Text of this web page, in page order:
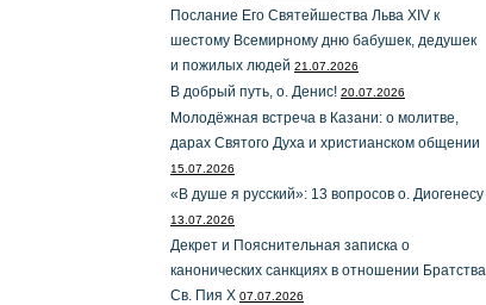
Послание Его Святейшества Льва XIV к
шестому Всемирному дню бабушек, дедушек
и пожилых людей 21.07.2026
В добрый путь, о. Денис! 20.07.2026
Молодёжная встреча в Казани: о молитве,
дарах Святого Духа и христианском общении
15.07.2026
«В душе я русский»: 13 вопросов о. Диогенесу
13.07.2026
Декрет и Пояснительная записка о
канонических санкциях в отношении Братства
Св. Пия X 07.07.2026